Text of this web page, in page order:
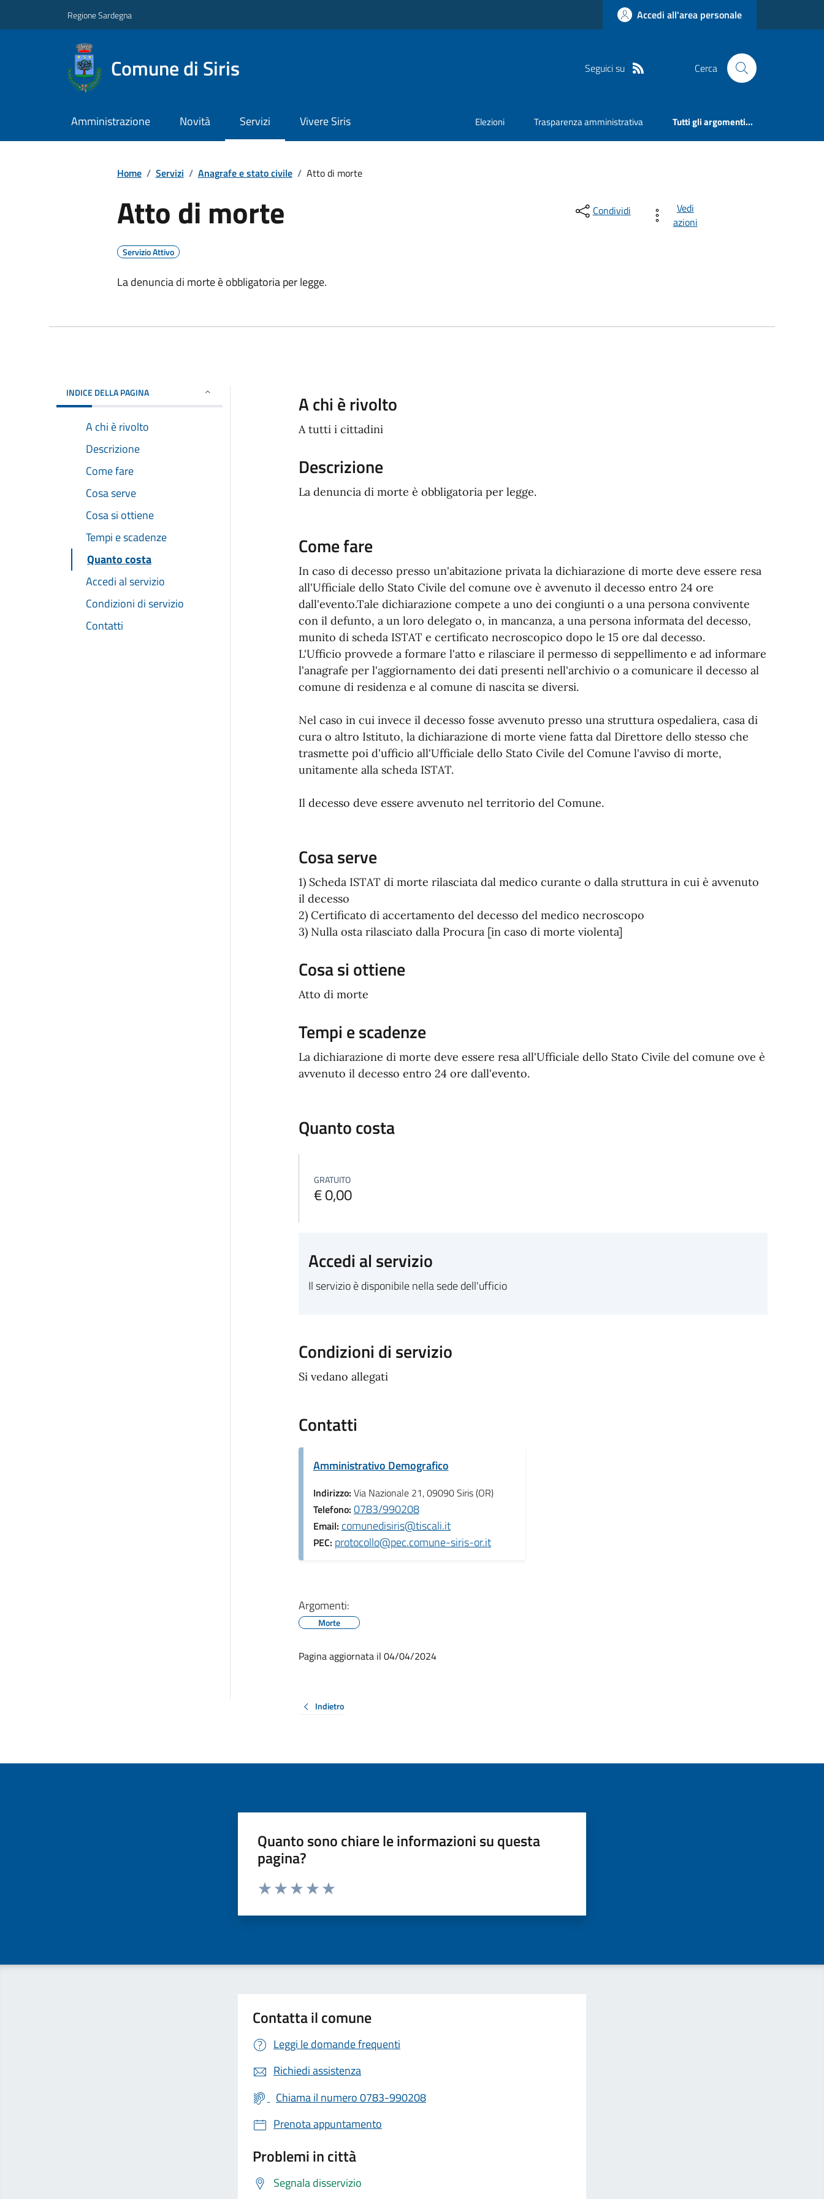
Regione Sardegna Accedi all'area personale
Comune di Siris Seguici su Cerca
Amministrazione Novità Servizi Vivere Siris Elezioni Trasparenza amministrativa Tutti gli argomenti...
Home / Servizi / Anagrafe e stato civile / Atto di morte
Atto di morte
Servizio Attivo
La denuncia di morte è obbligatoria per legge.
Condividi
Vedi
azioni
INDICE DELLA PAGINA
A chi è rivolto
Descrizione
Come fare
Cosa serve
Cosa si ottiene
Tempi e scadenze
Quanto costa
Accedi al servizio
Condizioni di servizio
Contatti
A chi è rivolto
A tutti i cittadini
Descrizione
La denuncia di morte è obbligatoria per legge.
Come fare
In caso di decesso presso un'abitazione privata la dichiarazione di morte deve essere resa
all'Ufficiale dello Stato Civile del comune ove è avvenuto il decesso entro 24 ore
dall'evento.Tale dichiarazione compete a uno dei congiunti o a una persona convivente
con il defunto, a un loro delegato o, in mancanza, a una persona informata del decesso,
munito di scheda ISTAT e certificato necroscopico dopo le 15 ore dal decesso.
L'Ufficio provvede a formare l'atto e rilasciare il permesso di seppellimento e ad informare
l'anagrafe per l'aggiornamento dei dati presenti nell'archivio o a comunicare il decesso al
comune di residenza e al comune di nascita se diversi.
Nel caso in cui invece il decesso fosse avvenuto presso una struttura ospedaliera, casa di
cura o altro Istituto, la dichiarazione di morte viene fatta dal Direttore dello stesso che
trasmette poi d'ufficio all'Ufficiale dello Stato Civile del Comune l'avviso di morte,
unitamente alla scheda ISTAT.
Il decesso deve essere avvenuto nel territorio del Comune.
Cosa serve
1) Scheda ISTAT di morte rilasciata dal medico curante o dalla struttura in cui è avvenuto
il decesso
2) Certificato di accertamento del decesso del medico necroscopo
3) Nulla osta rilasciato dalla Procura [in caso di morte violenta]
Cosa si ottiene
Atto di morte
Tempi e scadenze
La dichiarazione di morte deve essere resa all'Ufficiale dello Stato Civile del comune ove è
avvenuto il decesso entro 24 ore dall'evento.
Quanto costa
GRATUITO
€ 0,00
Accedi al servizio
Il servizio è disponibile nella sede dell'ufficio
Condizioni di servizio
Si vedano allegati
Contatti
Amministrativo Demografico
Indirizzo: Via Nazionale 21, 09090 Siris (OR)
Telefono: 0783/990208
Email: comunedisiris@tiscali.it
PEC: protocollo@pec.comune-siris-or.it
Argomenti:
Morte
Pagina aggiornata il 04/04/2024
Indietro
Quanto sono chiare le informazioni su questa
pagina?
Valuta da 1 a 5 stelle la pagina
Contatta il comune
Leggi le domande frequenti
Richiedi assistenza
Chiama il numero 0783-990208
Prenota appuntamento
Problemi in città
Segnala disservizio